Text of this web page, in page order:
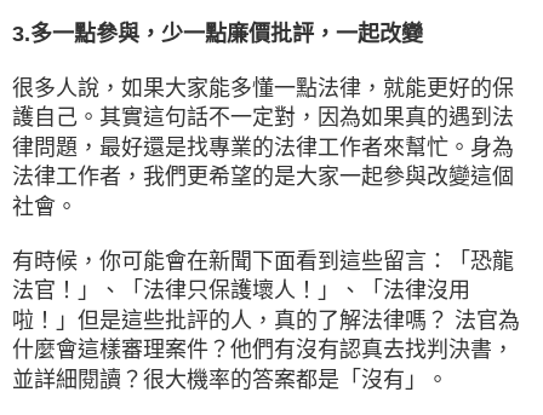
3.多一點參與，少一點廉價批評，一起改變
很多人說，如果大家能多懂一點法律，就能更好的保
護自己。其實這句話不一定對，因為如果真的遇到法
律問題，最好還是找專業的法律工作者來幫忙。身為
法律工作者，我們更希望的是大家一起參與改變這個
社會。
有時候，你可能會在新聞下面看到這些留言：「恐龍
法官！」、「法律只保護壞人！」、「法律沒用
啦！」但是這些批評的人，真的了解法律嗎？ 法官為
什麼會這樣審理案件？他們有沒有認真去找判決書，
並詳細閱讀？很大機率的答案都是「沒有」。